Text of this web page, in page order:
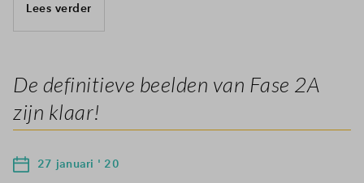
Lees verder
De definitieve beelden van Fase 2A
zijn klaar!
27 januari ' 20